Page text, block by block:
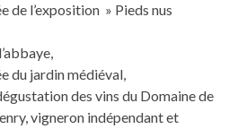
de l’exposition » Pieds nus
du jardin médiéval,
des vins du Domaine de
vigneron indépendant et